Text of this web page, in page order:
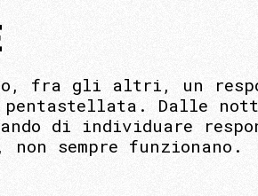
fra gli altri, un
pentastellata. Dalle
di individuare
sempre funzionano.